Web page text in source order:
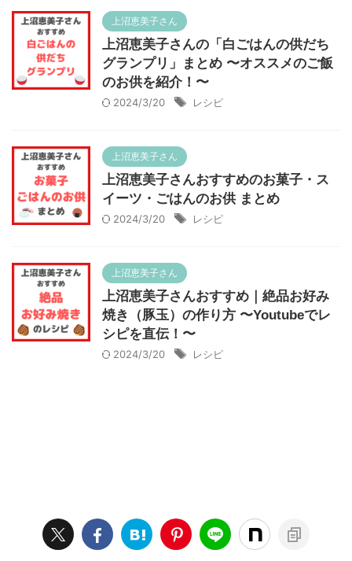
上沼恵美子さん
上沼恵美子さんの「白ごはんの供だち
グランプリ」まとめ 〜オススメのご飯
のお供を紹介！〜
2024/3/20 レシピ
上沼恵美子さん
上沼恵美子さんおすすめのお菓子・ス
イーツ・ごはんのお供 まとめ
2024/3/20 レシピ
上沼恵美子さん
上沼恵美子さんおすすめ｜絶品お好み
焼き（豚玉）の作り方 〜Youtubeでレ
シピを直伝！〜
2024/3/20 レシピ